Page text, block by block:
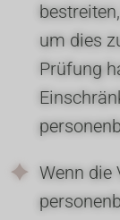
um dies
Prüfung
Wenn die